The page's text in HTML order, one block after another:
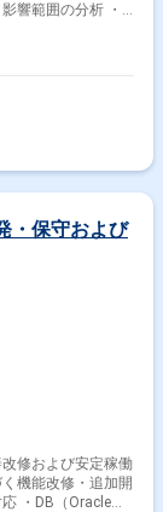
響範囲の分析 ・
・保守および
修および安定稼働
機能改修・追加開
・DB（Oracle